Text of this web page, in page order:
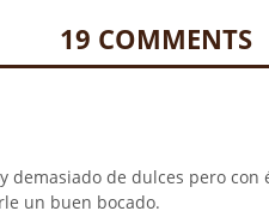
19 COMMENTS
demasiado de dulces pero con
un buen bocado.